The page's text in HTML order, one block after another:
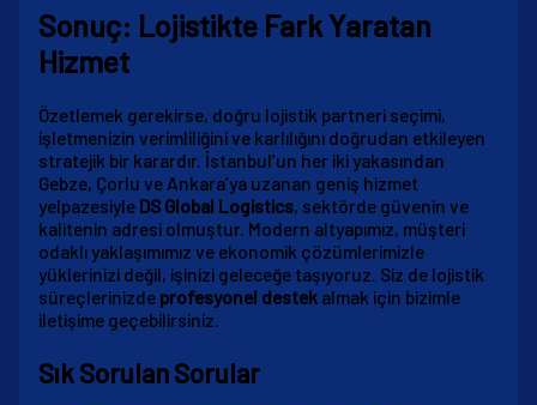
Sonuç: Lojistikte Fark Yaratan
Hizmet
Özetlemek gerekirse, doğru lojistik partneri seçimi,
işletmenizin verimliliğini ve karlılığını doğrudan etkileyen
stratejik bir karardır. İstanbul’un her iki yakasından
Gebze, Çorlu ve Ankara’ya uzanan geniş hizmet
yelpazesiyle DS Global Logistics, sektörde güvenin ve
kalitenin adresi olmuştur. Modern altyapımız, müşteri
odaklı yaklaşımımız ve ekonomik çözümlerimizle
yüklerinizi değil, işinizi geleceğe taşıyoruz. Siz de lojistik
süreçlerinizde profesyonel destekalmak için bizimle
iletişime geçebilirsiniz.
Sık Sorulan Sorular